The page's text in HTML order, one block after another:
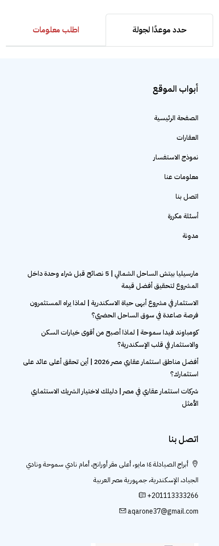
حدد موعدًا لجولة اطلب معلومات
أبواب الموقع
الصفحة الرئيسية
العقارات
نموذج الاستفسار
معلومات عنا
اتصل بنا
أسئلة مكررة
مدونة
مارسيليا بيتش الساحل الشمالي | 5 نصائح قبل شراء وحدة داخل
المشروع لتحقيق أفضل قيمة
الاستثمار في مشروع أبهى حياة الاسكندرية | لماذا يراه المستثمرون
فرصة صاعدة في سوق الساحل الحضري؟
كومباوند فيدا سموحة | لماذا أصبح من أقوى خيارات السكن
والاستثمار في قلب الإسكندرية؟
أفضل مناطق استثمار عقاري مصر 2026 | أين تحقق أعلى عائد على
استثمارك؟
شركات استثمار عقاري في مصر | دليلك لاختيار الشريك الاستثماري
الأمثل
اتصل بنا
أبراج الصيادلة ١٤ مايو، أعلى مقر أورانج، أمام نادي سموحة ونادي
الجياد، الإسكندرية، جمهورية مصر العربية
+201113333266
aqarone37@gmail.com